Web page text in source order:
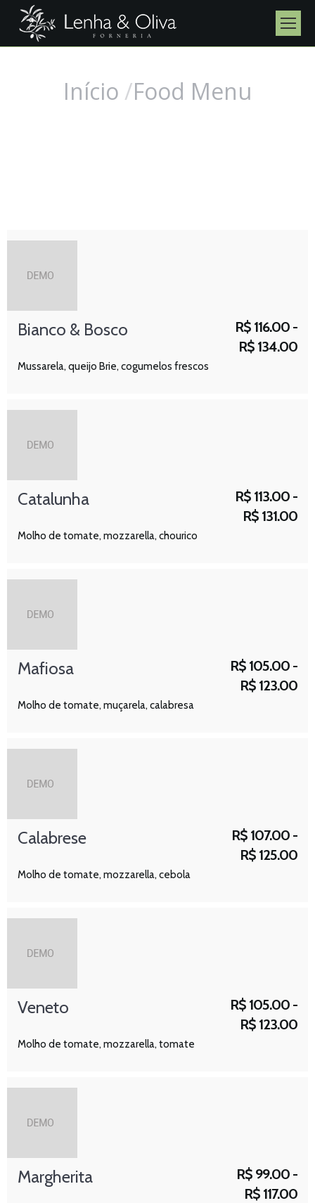
Você está aqui:Início Food Menu
Bianco & Bosco R$ 116.00 -
R$ 134.00
Mussarela, queijo Brie, cogumelos frescos
Catalunha R$ 113.00 -
R$ 131.00
Molho de tomate, mozzarella, chourico
Mafiosa R$ 105.00 -
R$ 123.00
Molho de tomate, muçarela, calabresa
Calabrese R$ 107.00 -
R$ 125.00
Molho de tomate, mozzarella, cebola
Veneto R$ 105.00 -
R$ 123.00
Molho de tomate, mozzarella, tomate
Margherita R$ 99.00 -
R$ 117.00